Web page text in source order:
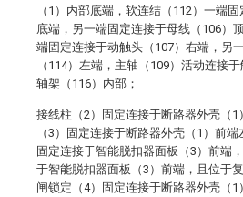
（1）内部底端，软连结（112）一端固
底端，另一端固定连接于母线（106）
端固定连接于动触头（107）右端，另
（114）左端，主轴（109）活动连接
轴架（116）内部；
接线柱（2）固定连接于断路器外壳（
（3）固定连接于断路器外壳（1）前端
固定连接于智能脱扣器面板（3）前端
于智能脱扣器面板（3）前端，且位于
闸锁定（4）固定连接于断路器外壳（